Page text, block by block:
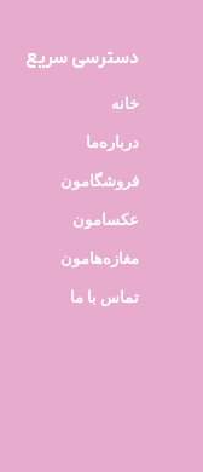
دسترسی سریع
خانه
درباره‌ما
فروشگامون
عکسامون
مغازه‌هامون
تماس با ما